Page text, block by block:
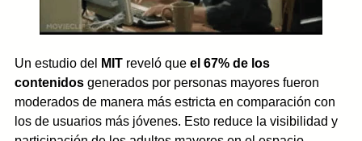
Un estudio del MIT reveló que el 67% de los
contenidos generados por personas mayores fueron
moderados de manera más estricta en comparación con
los de usuarios más jóvenes. Esto reduce la visibilidad y